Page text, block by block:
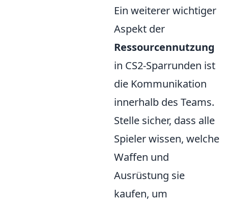
Ein weiterer wichtiger
Aspekt der
Ressourcennutzung
in CS2-Sparrunden ist
die Kommunikation
innerhalb des Teams.
Stelle sicher, dass alle
Spieler wissen, welche
Waffen und
Ausrüstung sie
kaufen, um